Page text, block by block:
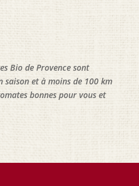
Bio de Provence sont
saison et à moins de 100 km
bonnes pour vous et